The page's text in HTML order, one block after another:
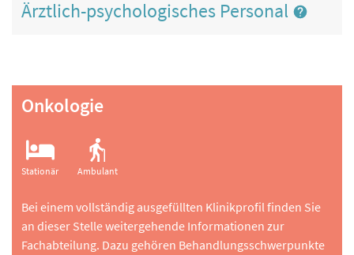
Ärztlich-psychologisches Personal
Onkologie
Stationär Ambulant
Bei einem vollständig ausgefüllten Klinikprofil finden Sie
an dieser Stelle weitergehende Informationen zur
Fachabteilung. Dazu gehören Behandlungsschwerpunkte